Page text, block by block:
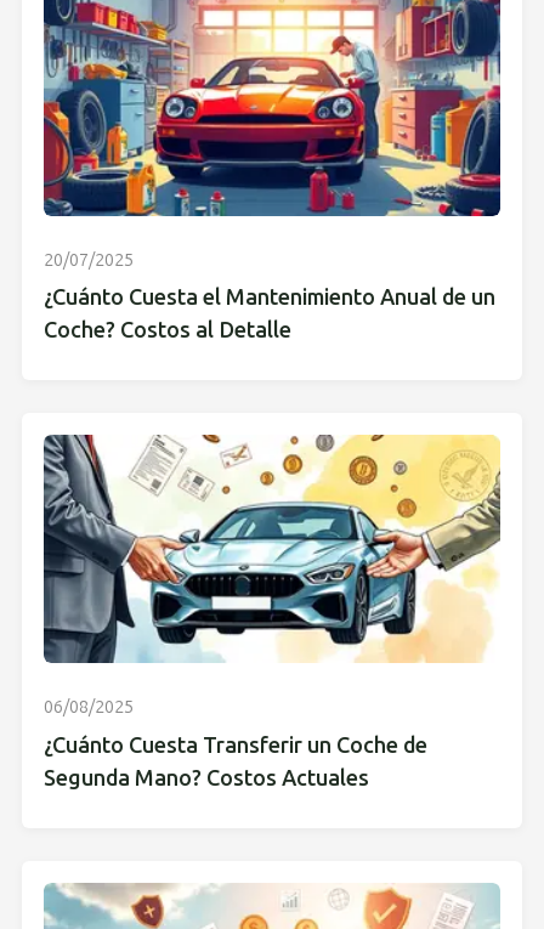
20/07/2025
¿Cuánto Cuesta el Mantenimiento Anual de un
Coche? Costos al Detalle
06/08/2025
¿Cuánto Cuesta Transferir un Coche de
Segunda Mano? Costos Actuales